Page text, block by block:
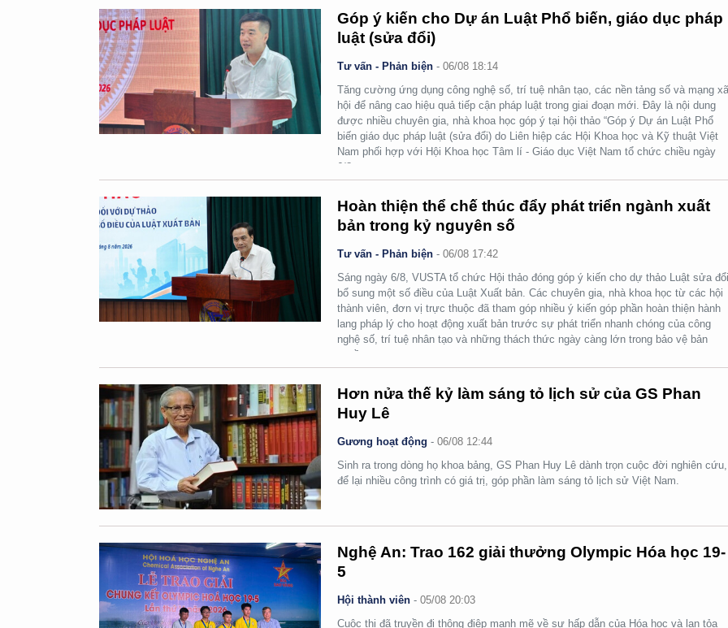
Góp ý kiến cho Dự án Luật Phổ biến, giáo dục pháp
luật (sửa đổi)
Tư vấn - Phản biện -06/08 18:14
Tăng cường ứng dụng công nghệ số, trí tuệ nhân tạo, các nền tảng số và mạng
hội để nâng cao hiệu quả tiếp cận pháp luật trong giai đoạn mới. Đây là nội dung
được nhiều chuyên gia, nhà khoa học góp ý tại hội thảo “Góp ý Dự án Luật Phổ
biến giáo dục pháp luật (sửa đổi) do Liên hiệp các Hội Khoa học và Kỹ thuật Việt
Nam phối hợp với Hội Khoa học Tâm lí - Giáo dục Việt Nam tổ chức chiều ngày
6/8.
Hoàn thiện thể chế thúc đẩy phát triển ngành xuất
bản trong kỷ nguyên số
Tư vấn - Phản biện -06/08 17:42
Sáng ngày 6/8, VUSTA tổ chức Hội thảo đóng góp ý kiến cho dự thảo Luật sửa
bổ sung một số điều của Luật Xuất bản. Các chuyên gia, nhà khoa học từ các hội
thành viên, đơn vị trực thuộc đã tham góp nhiều ý kiến góp phần hoàn thiện hành
lang pháp lý cho hoạt động xuất bản trước sự phát triển nhanh chóng của công
nghệ số, trí tuệ nhân tạo và những thách thức ngày càng lớn trong bảo vệ bản
quyền.
Hơn nửa thế kỷ làm sáng tỏ lịch sử của GS Phan
Huy Lê
Gương hoạt động -06/08 12:44
Sinh ra trong dòng họ khoa bảng, GS Phan Huy Lê dành trọn cuộc đời nghiên cứu,
để lại nhiều công trình có giá trị, góp phần làm sáng tỏ lịch sử Việt Nam.
Nghệ An: Trao 162 giải thưởng Olympic Hóa học 19-
5
Hội thành viên -05/08 20:03
Cuộc thi đã truyền đi thông điệp mạnh mẽ về sự hấp dẫn của Hóa học và lan tỏa